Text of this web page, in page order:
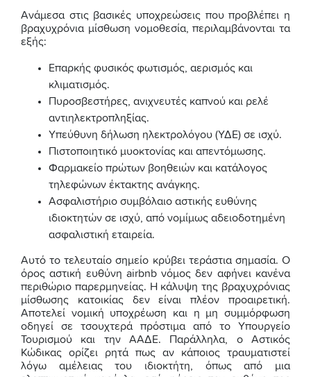
Ανάμεσα στις βασικές υποχρεώσεις που προβλέπει η
βραχυχρόνια μίσθωση νομοθεσία, περιλαμβάνονται τα
εξής:
Επαρκής φυσικός φωτισμός, αερισμός και
κλιματισμός.
Πυροσβεστήρες, ανιχνευτές καπνού και ρελέ
αντιηλεκτροπληξίας.
Υπεύθυνη δήλωση ηλεκτρολόγου (ΥΔΕ) σε ισχύ.
Πιστοποιητικό μυοκτονίας και απεντόμωσης.
Φαρμακείο πρώτων βοηθειών και κατάλογος
τηλεφώνων έκτακτης ανάγκης.
Ασφαλιστήριο συμβόλαιο αστικής ευθύνης
ιδιοκτητών σε ισχύ, από νομίμως αδειοδοτημένη
ασφαλιστική εταιρεία.
Αυτό το τελευταίο σημείο κρύβει τεράστια σημασία. Ο
όρος αστική ευθύνη airbnb νόμος δεν αφήνει κανένα
περιθώριο παρερμηνείας. Η κάλυψη της βραχυχρόνιας
μίσθωσης κατοικίας δεν είναι πλέον προαιρετική.
Αποτελεί νομική υποχρέωση και η μη συμμόρφωση
οδηγεί σε τσουχτερά πρόστιμα από το Υπουργείο
Τουρισμού και την ΑΑΔΕ. Παράλληλα, ο Αστικός
Κώδικας ορίζει ρητά πως αν κάποιος τραυματιστεί
λόγω αμέλειας του ιδιοκτήτη, όπως από μια